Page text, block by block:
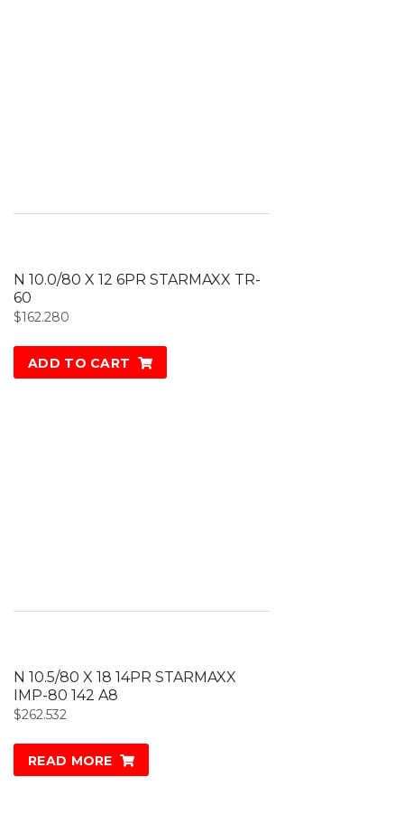
N 10.0/80 X 12 6PR STARMAXX TR-
60
$162.280
ADD TO CART
N 10.5/80 X 18 14PR STARMAXX
IMP-80 142 A8
$262.532
READ MORE